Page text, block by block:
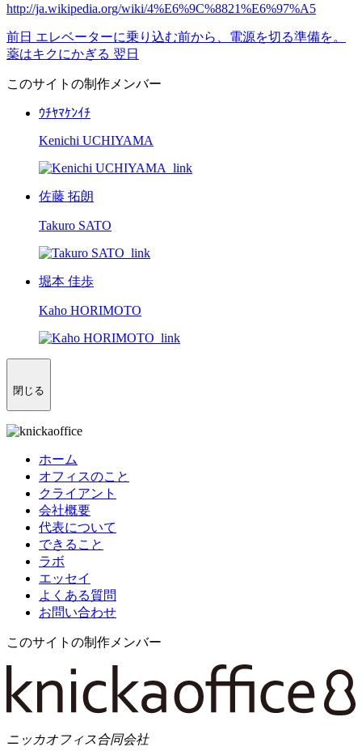
http://ja.wikipedia.org/wiki/4%E6%9C%8821%E6%97%A5
前日 エレベーターに乗り込む前から、電源を切る準備を。
薬はキクにかぎる 翌日
このサイトの制作メンバー
ｳﾁﾔﾏｹﾝｲﾁ
Kenichi UCHIYAMA
佐藤 拓朗
Takuro SATO
堀本 佳歩
Kaho HORIMOTO
閉じる
ホーム
オフィスのこと
クライアント
会社概要
代表について
できること
ラボ
エッセイ
よくある質問
お問い合わせ
このサイトの制作メンバー
ニッカオフィス合同会社